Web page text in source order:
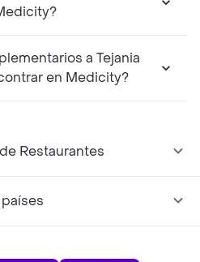
a Tejania
en Medicity?
Restaurantes